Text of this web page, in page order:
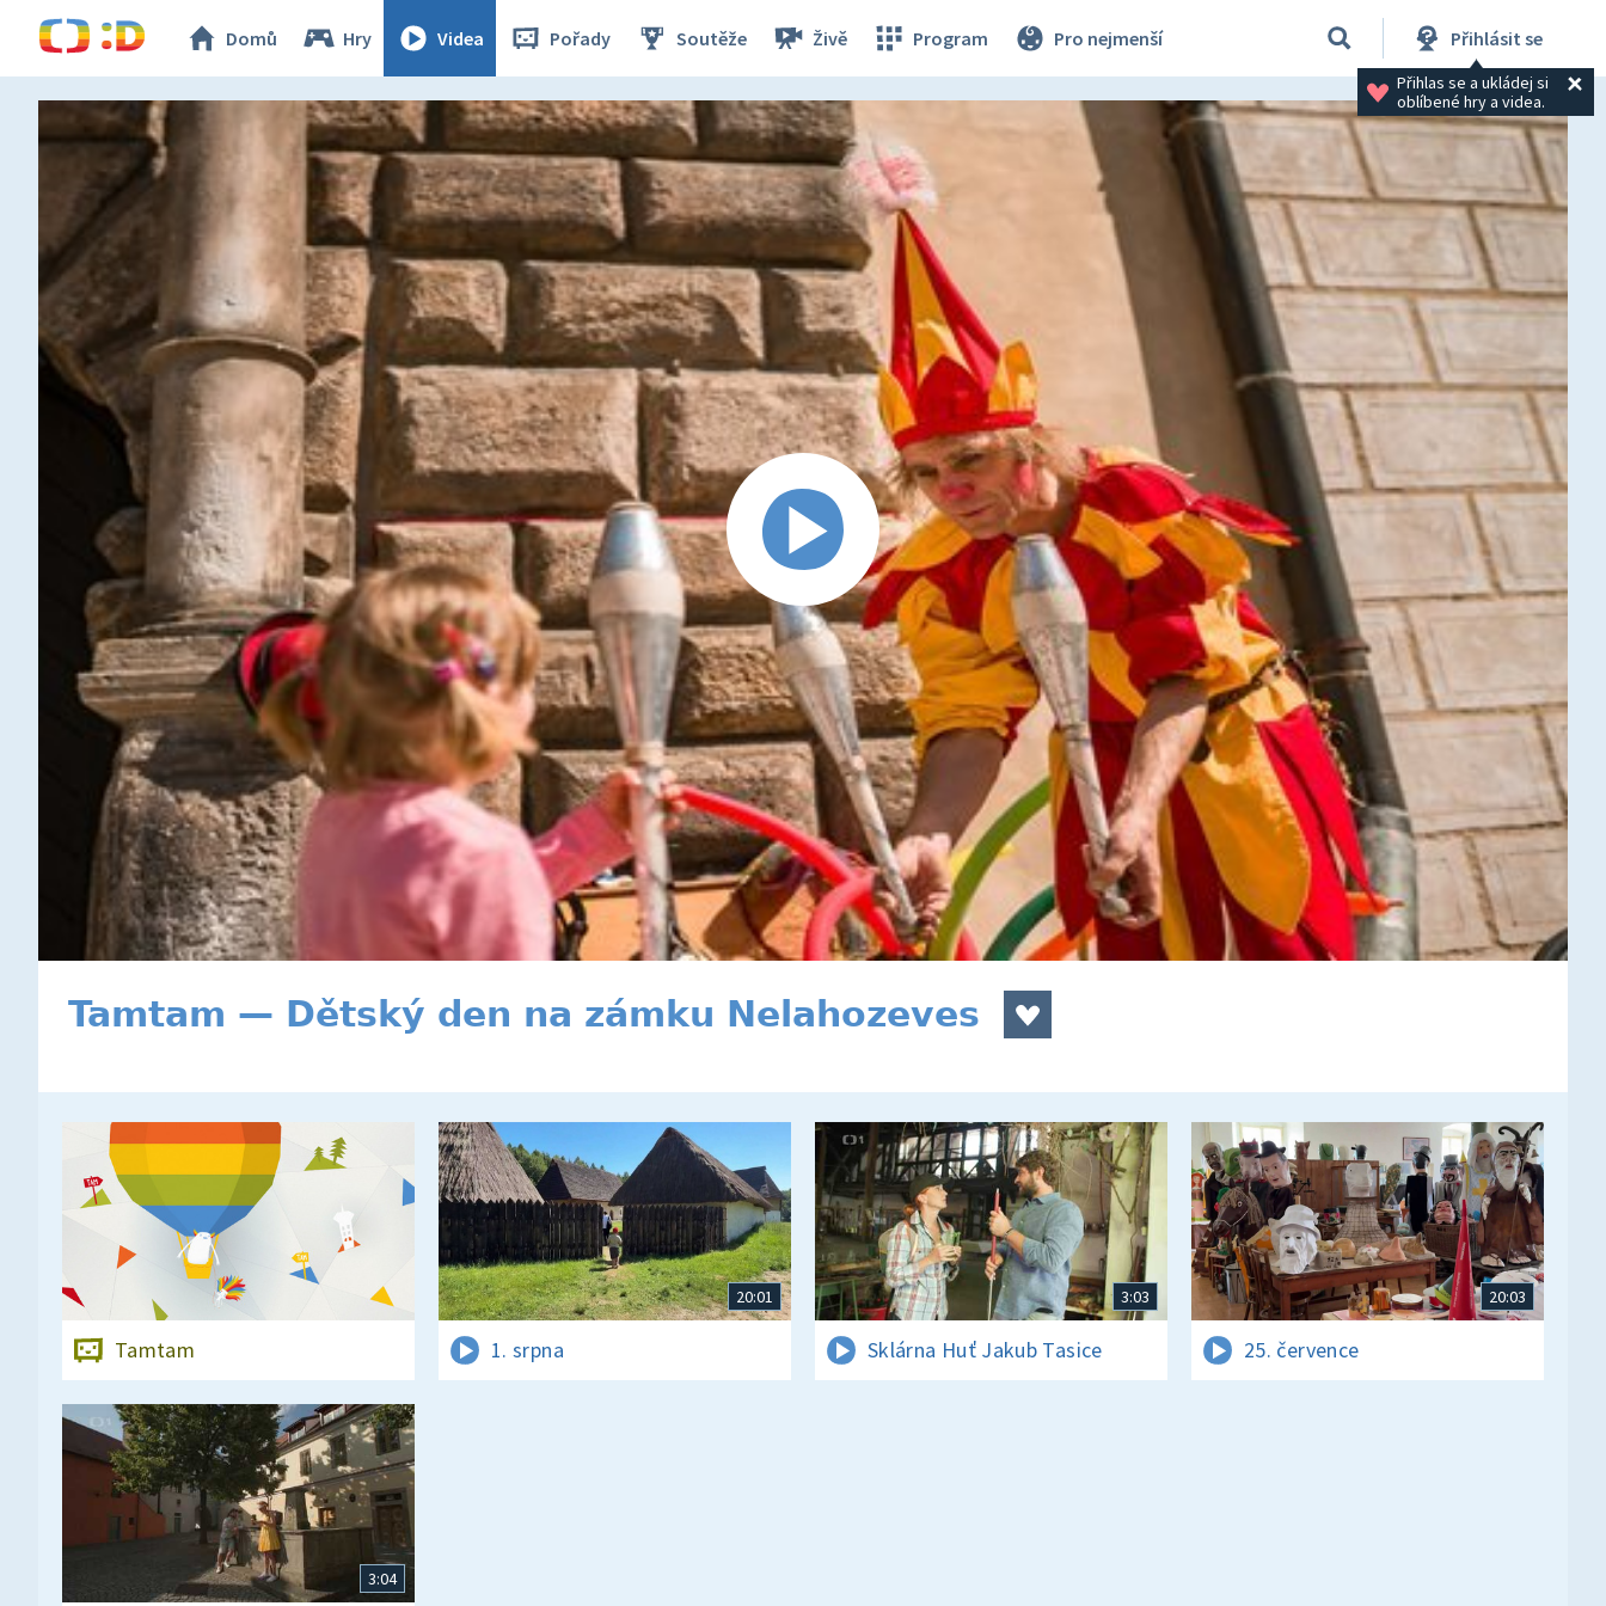
Domů Hry Videa Pořady Soutěže Živě Program Pro nejmenší Přihlásit se
Přihlas se a ukládej si
oblíbené hry a videa.
Tamtam — Dětský den na zámku Nelahozeves
Tamtam
20:01
1. srpna
3:03
Sklárna Huť Jakub Tasice
20:03
25. července
3:04